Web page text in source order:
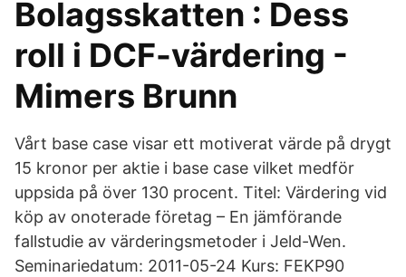
Bolagsskatten : Dess
roll i DCF-värdering -
Mimers Brunn
Vårt base case visar ett motiverat värde på drygt
15 kronor per aktie i base case vilket medför
uppsida på över 130 procent. Titel: Värdering vid
köp av onoterade företag – En jämförande
fallstudie av värderingsmetoder i Jeld-Wen.
Seminariedatum: 2011-05-24 Kurs: FEKP90